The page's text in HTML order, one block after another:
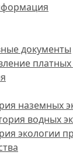
документы
платных
наземных
водных
экологии